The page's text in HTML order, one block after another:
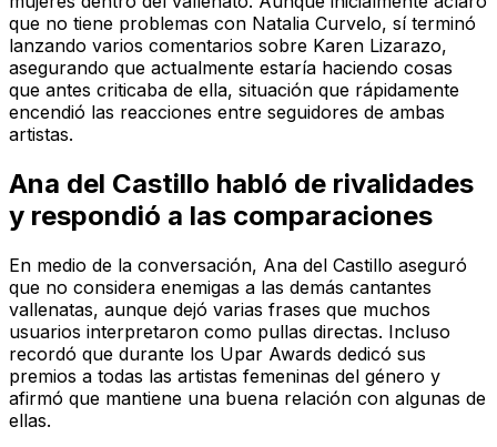
que no tiene problemas con Natalia Curvelo, sí terminó
lanzando varios comentarios sobre Karen Lizarazo,
asegurando que actualmente estaría haciendo cosas
que antes criticaba de ella, situación que rápidamente
encendió las reacciones entre seguidores de ambas
artistas.
Ana del Castillo habló de rivalidades
y respondió a las comparaciones
En medio de la conversación, Ana del Castillo aseguró
que no considera enemigas a las demás cantantes
vallenatas, aunque dejó varias frases que muchos
usuarios interpretaron como pullas directas. Incluso
recordó que durante los Upar Awards dedicó sus
premios a todas las artistas femeninas del género y
afirmó que mantiene una buena relación con algunas de
ellas.